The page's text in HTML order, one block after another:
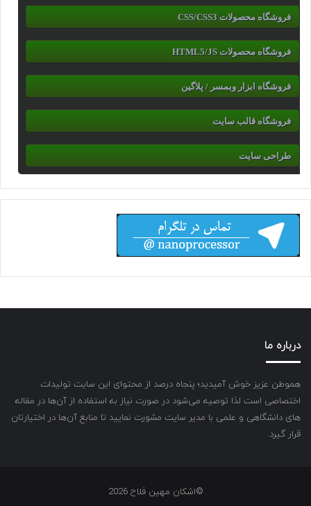
فروشگاه محصولات CSS/CSS3
فروشگاه محصولات HTML5/JS
فروشگاه ابزار وبمسر / پلاگین
فروشگاه قالب سایت
طراحی سایت
درباره ما
هموطن عزیز خوش آمیدید؛ پنجاه درصد از محتوای این سایت تولیدات
اختصاصی است لذا توصیه می‌شود در صورت نیاز به استفاده از آن‌ها در مقاله
های دانشگاهی و علمی با مدیر سایت مشورت نمایید تا منابع آن‌ها در اختیارتان
قرار گیرد.
©اشکان مهین فلاح 2026